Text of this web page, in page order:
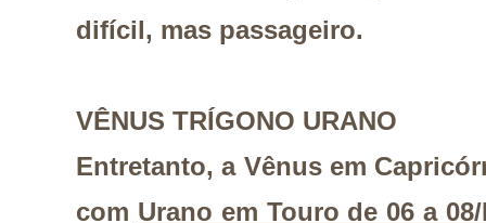
difícil, mas passageiro.
VÊNUS TRÍGONO URANO
Entretanto, a Vênus em
com Urano em Touro de 06 a 08/